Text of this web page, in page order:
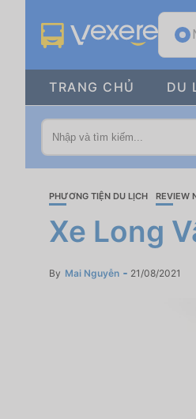
TRANG CHỦ DU
PHƯƠNG TIỆN DU LỊCH REVIEW
Xe Long
By Mai Nguyễn 21/08/2021